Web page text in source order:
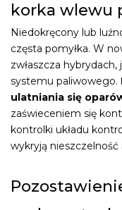
korka wlewu
Niedokręcony lub luźno zakręcony korek wlewu paliwa to
częsta pomyłka. W
zwłaszcza
systemu paliwowego.
ulatniania się
zaświeceniem się
kontrolki układu
wykryją